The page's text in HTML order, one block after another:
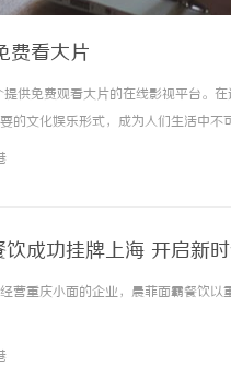
费看大片
供免费观看大片的在线影视平台。
的文化娱乐形式，成为人们生活中
方式。9113影院免费看大片有以下
饮成功挂牌上海 开启新
营重庆小面的企业，晨菲面霸餐饮